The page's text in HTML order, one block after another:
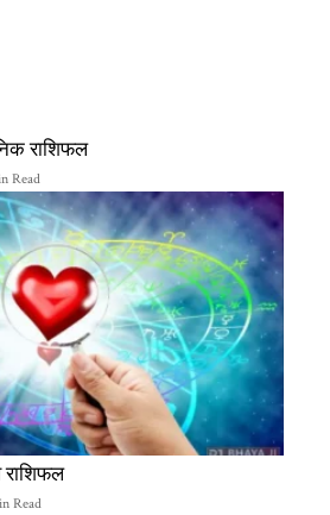
राशिफल
Read
Read